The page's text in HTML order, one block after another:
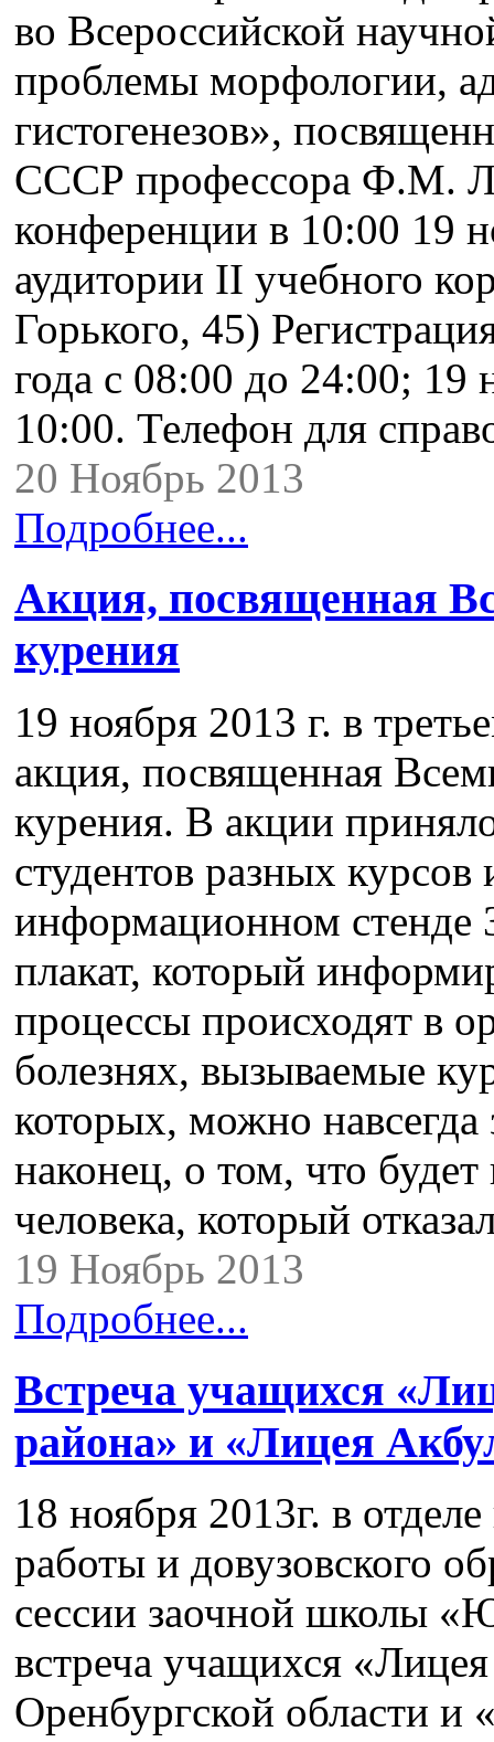
во Всероссийской
проблемы морфологии,
гистогенезов»,
СССР профессора Ф.М.
конференции в 10:00 19
аудитории II учебного
Горького, 45)
года с 08:00 до 24:00; 19
10:00. Телефон для
20 Ноябрь 2013
Подробнее...
Акция, посвященная
курения
19 ноября 2013 г. в
акция, посвященная
курения. В акции
студентов разных
информационном стенде
плакат, который
процессы происходят в
болезнях, вызываемые
которых, можно навсегда
наконец, о том, что
человека, который
19 Ноябрь 2013
Подробнее...
Встреча учащихся
района» и «Лицея
18 ноября 2013г. в
работы и довузовского
сессии заочной школы
встреча учащихся
Оренбургской области и